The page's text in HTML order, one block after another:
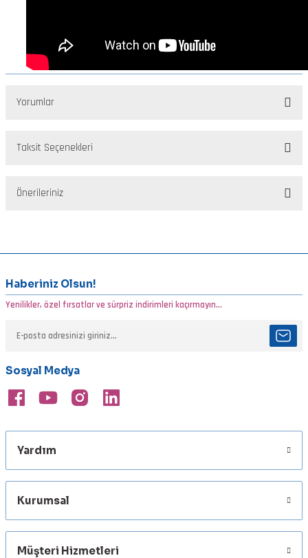
Yorumlar
Taksit Seçenekleri
Önerileriniz
Ürün resmi kalitesiz, bozuk veya görüntülenemiyor.
Ürün açıklamasında eksik bilgiler bulunuyor.
Ürün fiyatı diğer sitelerden daha pahalı.
Bu ürüne benzer farklı alternatifler olmalı.
Gönder
Haberiniz Olsun!
Yenilikler, özel fırsatlar ve sürpriz indirimleri kaçırmayın...
Sosyal Medya
Yardım
Kurumsal
Müşteri Hizmetleri